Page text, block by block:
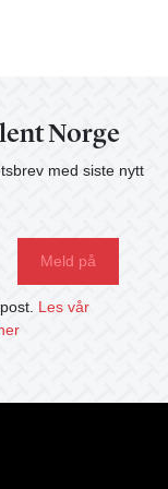
Norge
med siste nytt
Les vår